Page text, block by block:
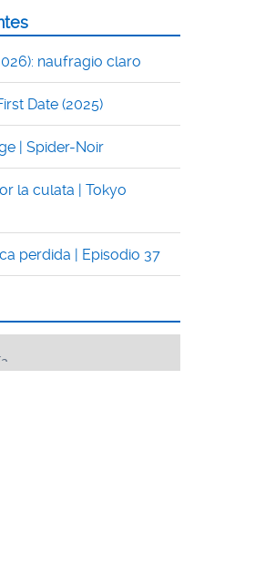
naufragio claro
Date (2025)
| Spider-Noir
la culata | Tokyo
perdida | Episodio 37